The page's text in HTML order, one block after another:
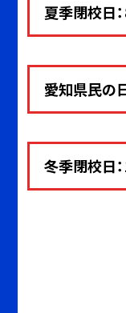
夏季閉校日
愛知県民の
冬季閉校日：